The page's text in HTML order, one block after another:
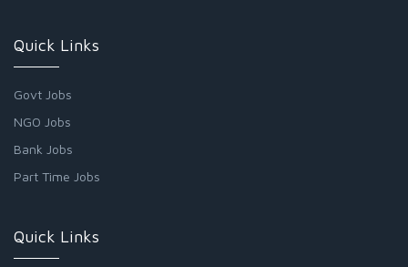
Quick Links
Govt Jobs
NGO Jobs
Bank Jobs
Part Time Jobs
Quick Links